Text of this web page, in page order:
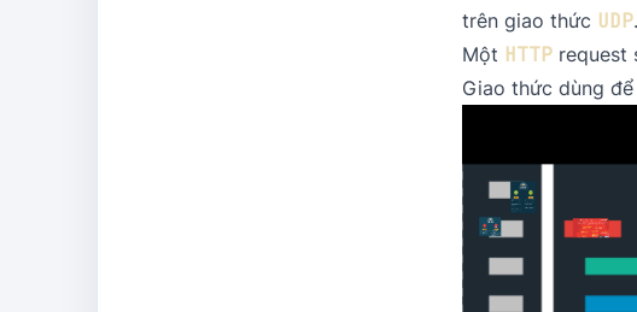
trên giao thức UDP.
Một HTTP request
Giao thức dùng